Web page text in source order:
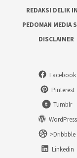
REDAKSI DELIK
PEDOMAN MEDIA
DISCLAIMER
Facebook
Pinterest
Tumblr
WordPress
>Dribbble
Linkedin